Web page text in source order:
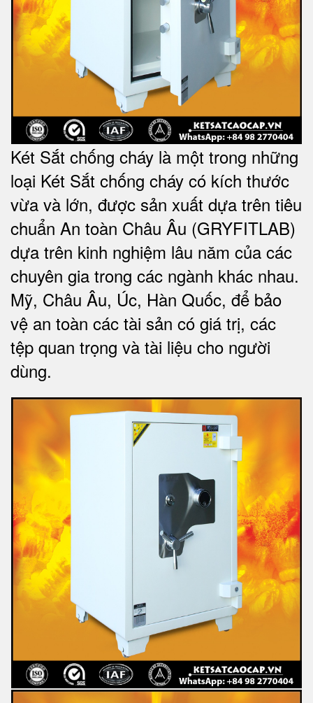
Két Sắt chống cháy là một trong những
loại Két Sắt chống cháy có kích thước
vừa và lớn, được sản xuất dựa trên tiêu
chuẩn An toàn Châu Âu (GRYFITLAB)
dựa trên kinh nghiệm lâu năm của các
chuyên gia trong các ngành khác nhau.
Mỹ, Châu Âu, Úc, Hàn Quốc, để bảo
vệ an toàn các tài sản có giá trị, các
tệp quan trọng và tài liệu cho người
dùng.